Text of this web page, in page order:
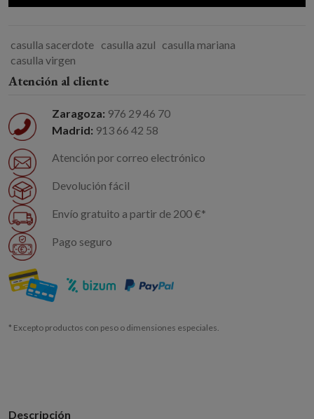
casulla sacerdote casulla azul casulla mariana
casulla virgen
Atención al cliente
Zaragoza: 976 29 46 70
Madrid: 913 66 42 58
Atención por correo electrónico
Devolución fácil
Envío gratuito a partir de 200 €*
Pago seguro
* Excepto productos con peso o dimensiones especiales.
Descripción